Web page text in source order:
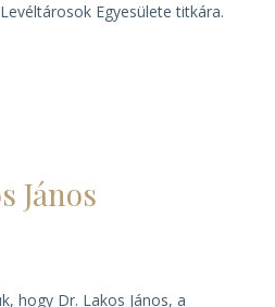
Egyesülete titkára.
János
hogy Dr. Lakos János, a